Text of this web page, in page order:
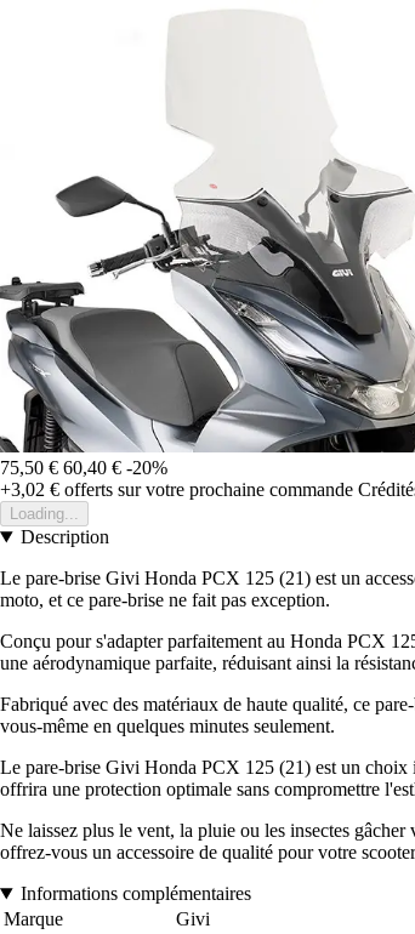
75,50 € 60,40 € -20%
+3,02 € offerts sur votre prochaine commande
Loading...
Description
Le pare-brise Givi Honda PCX 125 (21) est un
moto, et ce pare-brise ne fait pas exception.
Conçu pour s'adapter parfaitement au Honda PCX
une aérodynamique parfaite, réduisant ainsi la
Fabriqué avec des matériaux de haute qualité, ce
vous-même en quelques minutes seulement.
Le pare-brise Givi Honda PCX 125 (21) est un choix
offrira une protection optimale sans compromettre
Ne laissez plus le vent, la pluie ou les insectes
offrez-vous un accessoire de qualité pour votre
Informations complémentaires
Marque
Givi